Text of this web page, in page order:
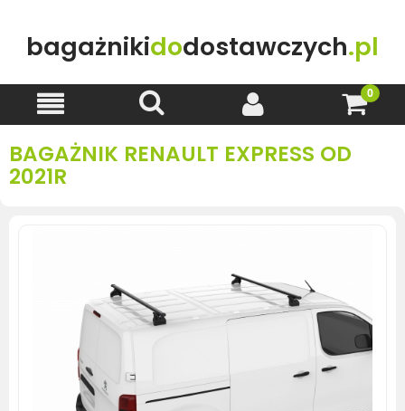
bagażnikidodostawczych.pl
BAGAŻNIK RENAULT EXPRESS OD
2021R